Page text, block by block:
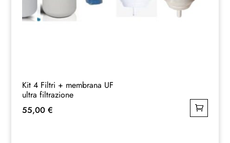
Kit 4 Filtri + membrana UF
ultra filtrazione
55,00 €